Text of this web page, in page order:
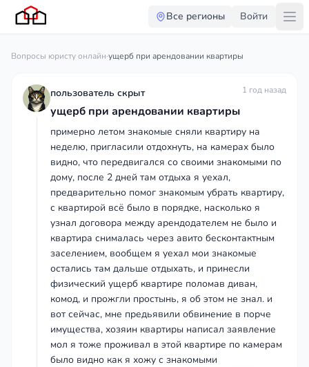
Все регионы Войти
Вопросы юристу онлайн·ущерб при арендовании квартиры
пользователь скрыт 1 год назад
ущерб при арендовании квартиры
примерно летом знакомые сняли квартиру на
неделю, пригласили отдохнуть, на камерах было
видно, что передвигался со своими знакомыми по
дому, после 2 дней там отдыха я уехал,
предварительно помог знакомым убрать квартиру,
с квартирой всё было в порядке, насколько я
узнал договора между арендодателем не было и
квартира снималась через авито бесконтактным
заселением, вообщем я уехал мои знакомые
остались там дальше отдыхать, и принесли
физический ущерб квартире поломав диван,
комод, и прожгли простынь, я об этом не знал. и
вот сейчас, мне предьявили обвинение в порче
имущества, хозяин квартиры написал заявление
мол я тоже проживал в этой квартире по камерам
было видно как я хожу с знакомыми